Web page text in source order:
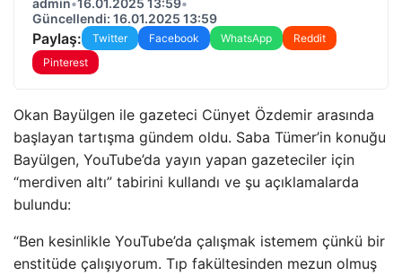
admin•16.01.2025 13:59•
Güncellendi: 16.01.2025 13:59
Paylaş: Twitter Facebook WhatsApp
Reddit
Pinterest
Okan Bayülgen ile gazeteci Cünyet Özdemir arasında
başlayan tartışma gündem oldu. Saba Tümer’in konuğu
Bayülgen, YouTube’da yayın yapan gazeteciler için
“merdiven altı” tabirini kullandı ve şu açıklamalarda
bulundu:
“Ben kesinlikle YouTube’da çalışmak istemem çünkü bir
enstitüde çalışıyorum. Tıp fakültesinden mezun olmuş